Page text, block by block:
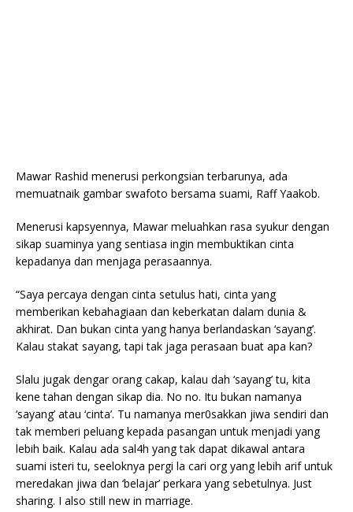
Mawar Rashid menerusi perkongsian terbarunya, ada
memuatnaik gambar swafoto bersama suami, Raff Yaakob.
Menerusi kapsyennya, Mawar meluahkan rasa syukur dengan
sikap suaminya yang sentiasa ingin membuktikan cinta
kepadanya dan menjaga perasaannya.
“Saya percaya dengan cinta setulus hati, cinta yang
memberikan kebahagiaan dan keberkatan dalam dunia &
akhirat. Dan bukan cinta yang hanya berlandaskan ‘sayang’.
Kalau stakat sayang, tapi tak jaga perasaan buat apa kan?
Slalu jugak dengar orang cakap, kalau dah ‘sayang’ tu, kita
kene tahan dengan sikap dia. No no. Itu bukan namanya
‘sayang’ atau ‘cinta’. Tu namanya mer0sakkan jiwa sendiri dan
tak memberi peluang kepada pasangan untuk menjadi yang
lebih baik. Kalau ada sal4h yang tak dapat dikawal antara
suami isteri tu, seeloknya pergi la cari org yang lebih arif untuk
meredakan jiwa dan ‘belajar’ perkara yang sebetulnya. Just
sharing. I also still new in marriage.